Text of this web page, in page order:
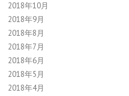
2018年10月
2018年9月
2018年8月
2018年7月
2018年6月
2018年5月
2018年4月